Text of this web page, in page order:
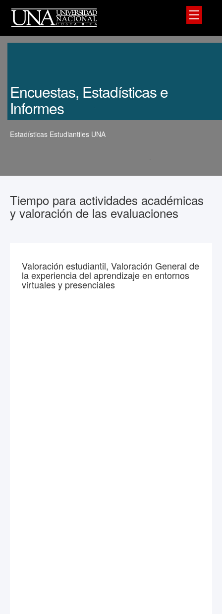
Encuestas, Estadísticas e
Informes
Estadísticas Estudiantiles UNA
Tiempo para actividades académicas
y valoración de las evaluaciones
Valoración estudiantil, Valoración General de
la experiencia del aprendizaje en entornos
virtuales y presenciales